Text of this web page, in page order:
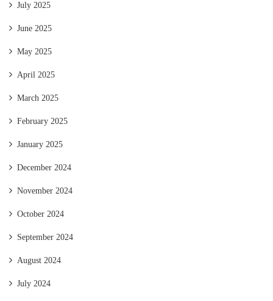
July 2025
June 2025
May 2025
April 2025
March 2025
February 2025
January 2025
December 2024
November 2024
October 2024
September 2024
August 2024
July 2024